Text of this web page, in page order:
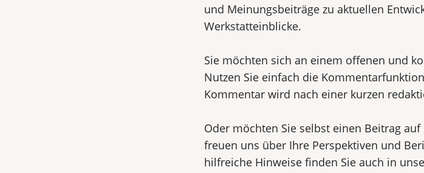
und Meinungsbeiträge zu aktuellen
Werkstatteinblicke.
Sie möchten sich an einem offenen und
Nutzen Sie einfach die
Kommentar wird nach einer kurzen
Oder möchten Sie selbst einen Beitrag
freuen uns über Ihre Perspektiven und
hilfreiche Hinweise finden Sie auch in